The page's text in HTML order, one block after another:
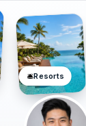
🛎️Resorts